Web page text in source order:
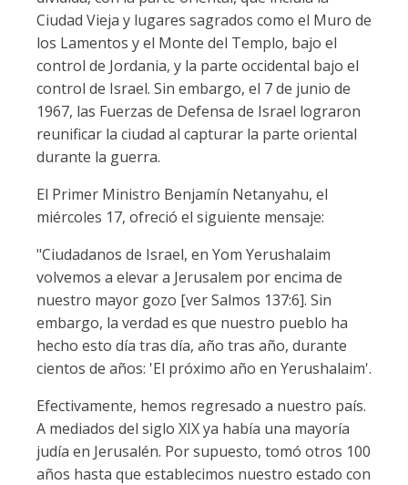
Ciudad Vieja y lugares sagrados como el Muro de
los Lamentos y el Monte del Templo, bajo el
control de Jordania, y la parte occidental bajo el
control de Israel. Sin embargo, el 7 de junio de
1967, las Fuerzas de Defensa de Israel lograron
reunificar la ciudad al capturar la parte oriental
durante la guerra.
El Primer Ministro Benjamín Netanyahu, el
miércoles 17, ofreció el siguiente mensaje:
"Ciudadanos de Israel, en Yom Yerushalaim
volvemos a elevar a Jerusalem por encima de
nuestro mayor gozo [ver Salmos 137:6]. Sin
embargo, la verdad es que nuestro pueblo ha
hecho esto día tras día, año tras año, durante
cientos de años: 'El próximo año en Yerushalaim'.
Efectivamente, hemos regresado a nuestro país.
A mediados del siglo XIX ya había una mayoría
judía en Jerusalén. Por supuesto, tomó otros 100
años hasta que establecimos nuestro estado con